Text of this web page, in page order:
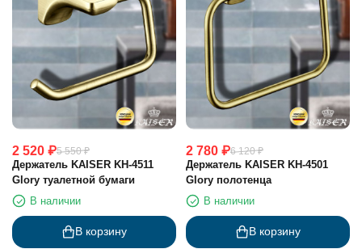
2 520 ₽5 550 ₽
Держатель KAISER KH-4511
Glory туалетной бумаги
В наличии
В корзину
2 780 ₽6 120 ₽
Держатель KAISER KH-4501
Glory полотенца
В наличии
В корзину